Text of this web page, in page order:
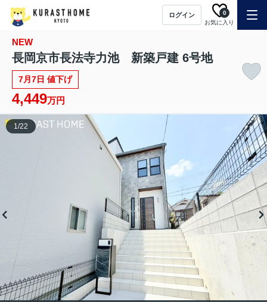
ログイン
お気に入り
0
NEW
長岡京市長法寺力池 新築戸建 6号地
7月7日 値下げ
4,449万円
1/22